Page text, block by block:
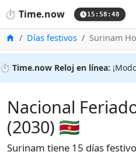
⏱️ Time.now 15:58:49
InicioDías festivos Surinam
⏱️ Time.now Reloj en línea:
Nacional
(2030) 🇸🇷
Surinam tiene 15 días